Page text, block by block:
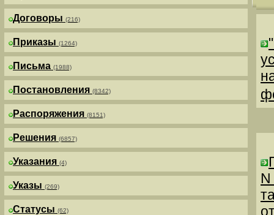
Договоры (216)
Приказы (1264)
Письма (1988)
Постановления (8342)
Распоряжения (8151)
Решения (6857)
Указания (4)
Указы (269)
Статусы (62)